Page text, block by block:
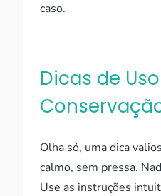
caso.
Dicas de
Olha só, uma dica
calmo, sem pressa.
Use as instruções